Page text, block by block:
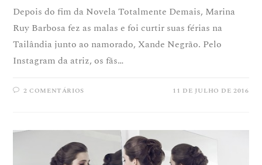
Depois do fim da Novela Totalmente Demais, Marina
Ruy Barbosa fez as malas e foi curtir suas férias na
Tailândia junto ao namorado, Xande Negrão. Pelo
Instagram da atriz, os fãs…
2 COMENTÁRIOS 11 DE JULHO DE 2016